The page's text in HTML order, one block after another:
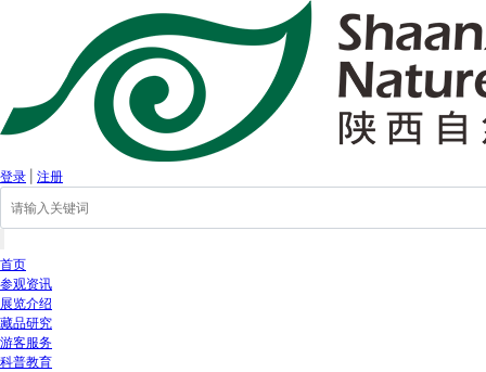
登录 注册
首页
参观资讯
展览介绍
藏品研究
游客服务
科普教育